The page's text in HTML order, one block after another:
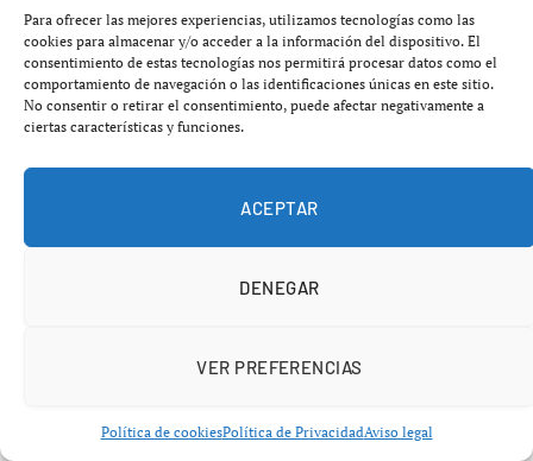
Para ofrecer las mejores experiencias, utilizamos tecnologías como las
cookies para almacenar y/o acceder a la información del dispositivo. El
consentimiento de estas tecnologías nos permitirá procesar datos como el
comportamiento de navegación o las identificaciones únicas en este sitio.
No consentir o retirar el consentimiento, puede afectar negativamente a
ciertas características y funciones.
ACEPTAR
DENEGAR
VER PREFERENCIAS
Política de cookiesPolítica de PrivacidadAviso legal
Castilla y León (9,9 %)
Navarra (9,8 %)
Extremadura (9,6 %)
Galicia (9,5 %)
Canarias (8 %)